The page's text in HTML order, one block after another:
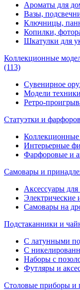
Ароматы для
Вазы,
Ключницы,
Копилки,
Шкатулки для
Коллекционные
(113)
Сувенирное
Модели
Ретро-
Статуэтки и
Интерьерные
Фарфоровые и
Самовары и
Аксессуары
Электрические
Самовары на
Подстаканники и
С латунными
С
Наборы с
Футляры и
Столовые приборы и